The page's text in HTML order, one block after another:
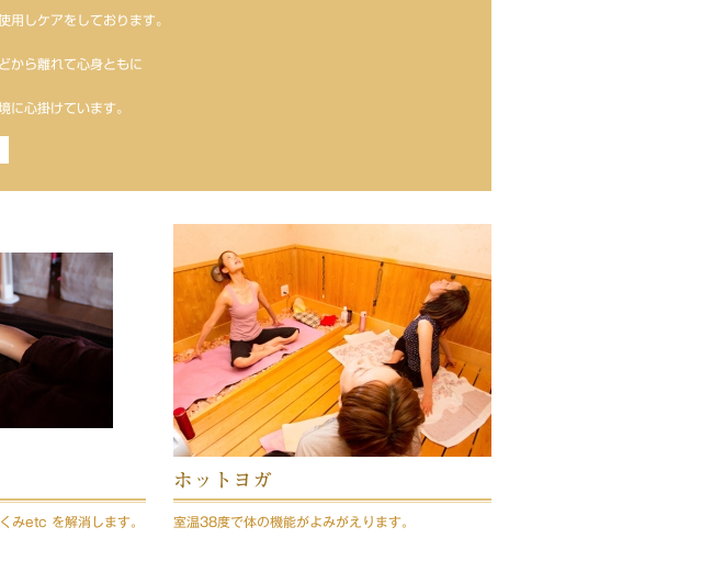
用しケアをしております。
から離れて心身ともに
に心掛けています。
みetc を解消します。
ホットヨガ
室温38度で体の機能がよみがえります。